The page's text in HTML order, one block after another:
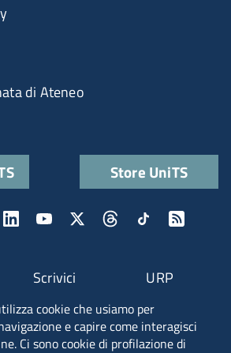
cookie che usiamo per
e capire come interagisci
Ci sono cookie di profilazione di
Scrivici URP
di Ateneo
Store UniTS